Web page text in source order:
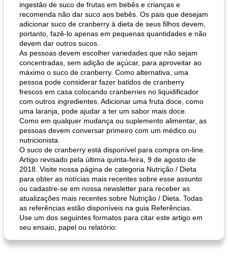
ingestão de suco de frutas em bebês e crianças e
recomenda não dar suco aos bebês. Os pais que desejam
adicionar suco de cranberry à dieta de seus filhos devem,
portanto, fazê-lo apenas em pequenas quantidades e não
devem dar outros sucos.
As pessoas devem escolher variedades que não sejam
concentradas, sem adição de açúcar, para aproveitar ao
máximo o suco de cranberry. Como alternativa, uma
pessoa pode considerar fazer batidos de cranberry
frescos em casa colocando cranberries no liquidificador
com outros ingredientes. Adicionar uma fruta doce, como
uma laranja, pode ajudar a ter um sabor mais doce.
Como em qualquer mudança ou suplemento alimentar, as
pessoas devem conversar primeiro com um médico ou
nutricionista.
O suco de cranberry está disponível para compra on-line.
Artigo revisado pela última quinta-feira, 9 de agosto de
2018. Visite nossa página de categoria Nutrição / Dieta
para obter as notícias mais recentes sobre esse assunto
ou cadastre-se em nossa newsletter para receber as
atualizações mais recentes sobre Nutrição / Dieta. Todas
as referências estão disponíveis na guia Referências.
Use um dos seguintes formatos para citar este artigo em
seu ensaio, papel ou relatório: